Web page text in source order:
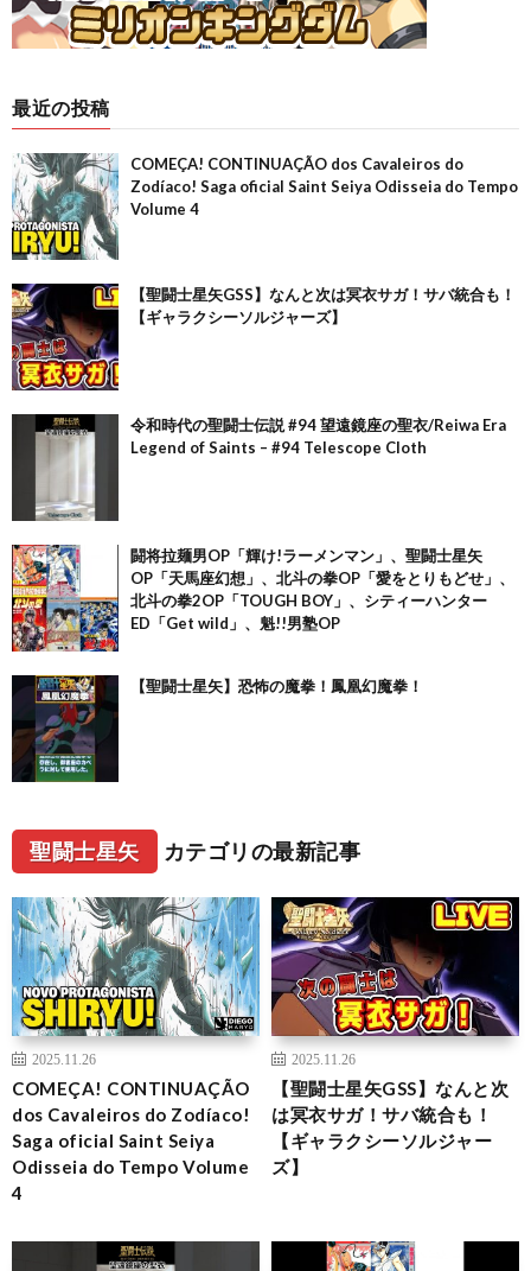
最近の投稿
COMEÇA! CONTINUAÇÃO dos Cavaleiros do
Zodíaco! Saga oficial Saint Seiya Odisseia do Tempo
Volume 4
【聖闘士星矢GSS】なんと次は冥衣サガ！サバ統合も！
【ギャラクシーソルジャーズ】
令和時代の聖闘士伝説 #94 望遠鏡座の聖衣/Reiwa Era
Legend of Saints – #94 Telescope Cloth
闘将拉麺男OP「輝け!ラーメンマン」、聖闘士星矢
OP「天馬座幻想」、北斗の拳OP「愛をとりもどせ」、
北斗の拳2OP「TOUGH BOY」、シティーハンター
ED「Get wild」、魁!!男塾OP
【聖闘士星矢】恐怖の魔拳！鳳凰幻魔拳！
聖闘士星矢 カテゴリの最新記事
2025.11.26
COMEÇA! CONTINUAÇÃO
dos Cavaleiros do Zodíaco!
Saga oficial Saint Seiya
Odisseia do Tempo Volume
4
2025.11.26
【聖闘士星矢GSS】なんと次
は冥衣サガ！サバ統合も！
【ギャラクシーソルジャー
ズ】